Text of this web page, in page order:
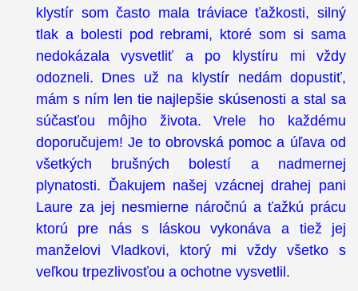
klystír som často mala tráviace ťažkosti, silný
tlak a bolesti pod rebrami, ktoré som si sama
nedokázala vysvetliť a po klystíru mi vždy
odozneli. Dnes už na klystír nedám dopustiť,
mám s ním len tie najlepšie skúsenosti a stal sa
súčasťou môjho života. Vrele ho každému
doporučujem! Je to obrovská pomoc a úľava od
všetkých brušných bolestí a nadmernej
plynatosti. Ďakujem našej vzácnej drahej pani
Laure za jej nesmierne náročnú a ťažkú prácu
ktorú pre nás s láskou vykonáva a tiež jej
manželovi Vladkovi, ktorý mi vždy všetko s
veľkou trpezlivosťou a ochotne vysvetlil.